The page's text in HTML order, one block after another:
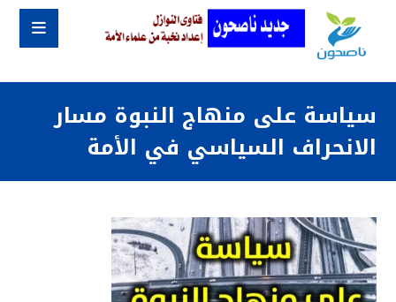
سياسة على منهاج النبوة مسار
الانحراف السياسي في الأمة